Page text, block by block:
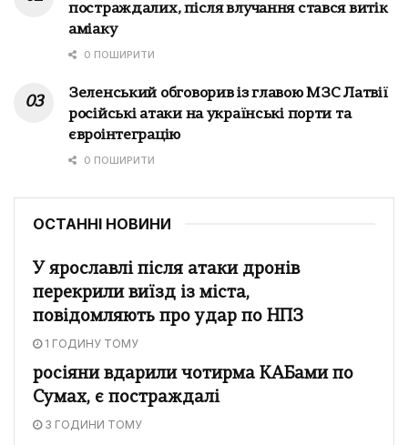
постраждалих, після влучання стався витік
аміаку
0 ПОШИРИТИ
Зеленський обговорив із главою МЗС Латвії
російські атаки на українські порти та
євроінтеграцію
0 ПОШИРИТИ
ОСТАННІ НОВИНИ
У ярославлі після атаки дронів
перекрили виїзд із міста,
повідомляють про удар по НПЗ
1 ГОДИНУ ТОМУ
росіяни вдарили чотирма КАБами по
Сумах, є постраждалі
3 ГОДИНИ ТОМУ